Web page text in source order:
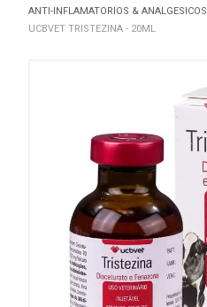
ANTI-INFLAMATORIOS & ANALGESICOS
UCBVET TRISTEZINA - 20ML